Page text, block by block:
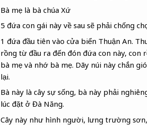
Bà mẹ là bà chúa Xứ
5 đứa con gái này về sau sẽ phải chống
1 đứa đầu tiên vào cửa biển Thuận An.
rồng từ đầu ra đến đón đứa con này, con
bà mẹ và nhớ bà mẹ. Dãy núi này chắn
lại.
Bà này là cây sự sống, bà này phải
lúc đặt ở Đà Năng.
Cây này như hình người, lưng trường